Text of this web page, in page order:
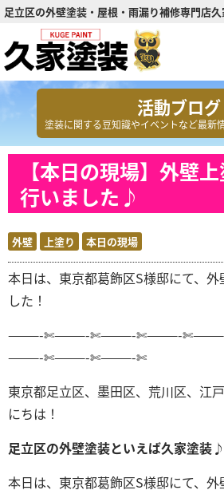
足立区の外壁塗装・屋根・雨漏り補修専門店
活動ブログ
塗装に関する豆知識やイベントなど最新
【本日の現場】外壁
行いました♪
外壁 上塗り 本日の現場
本日は、東京都葛飾区S様邸にて、
した！
———-✄———-✄———-✄———-
———-✄———-✄———-✄
東京都足立区、墨田区、荒川区、江
にちは！
足立区の外壁塗装といえば久家塗
本日は、東京都葛飾区S様邸にて、